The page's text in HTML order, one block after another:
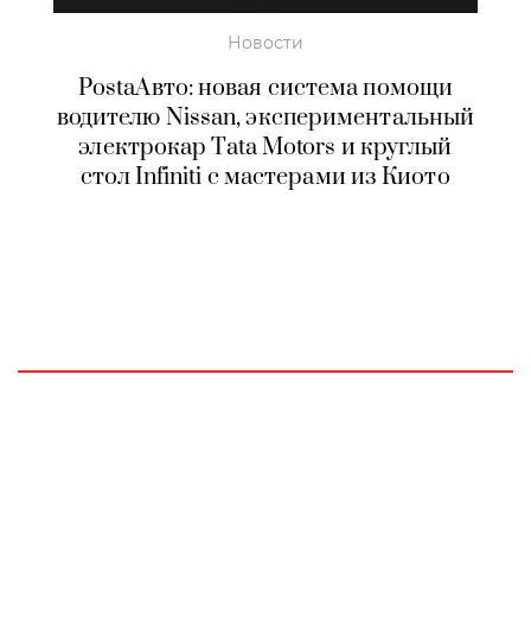
Новости
PostaАвто: новая система помощи
водителю Nissan, экспериментальный
электрокар Tata Motors и круглый
стол Infiniti с мастерами из Киото